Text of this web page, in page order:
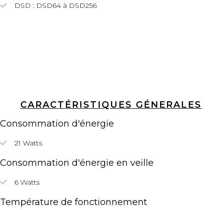
DSD : DSD64 à DSD256
CARACTÉRISTIQUES GÉNERALES
Consommation d'énergie
21 Watts
Consommation d'énergie en veille
6 Watts
Température de fonctionnement